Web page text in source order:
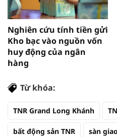
Nghiên cứu tính tiền gửi
Kho bạc vào nguồn vốn
huy động của ngân
hàng
Từ khóa:
TNR Grand Long Khánh
bất động sản TNR sàn